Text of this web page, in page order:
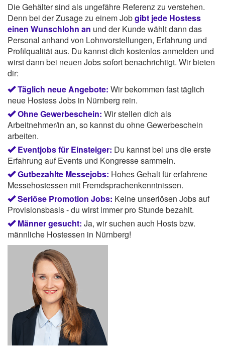
Die Gehälter sind als ungefähre Referenz zu verstehen.
Denn bei der Zusage zu einem Jobgibt jede Hostess
einen Wunschlohn an und der Kunde wählt dann das
Personal anhand von Lohnvorstellungen, Erfahrung und
Profilqualität aus. Du kannst dich kostenlos anmelden und
wirst dann bei neuen Jobs sofort benachrichtigt. Wir bieten
dir:
Täglich neue Angebote: Wir bekommen fast täglich
neue Hostess Jobs in Nürnberg rein.
Ohne Gewerbeschein: Wir stellen dich als
Arbeitnehmer/in an, so kannst du ohne Gewerbeschein
arbeiten.
Eventjobs für Einsteiger: Du kannst bei uns die erste
Erfahrung auf Events und Kongresse sammeln.
Gutbezahlte Messejobs: Hohes Gehalt für erfahrene
Messehostessen mit Fremdsprachenkenntnissen.
Seriöse Promotion Jobs: Keine unseriösen Jobs auf
Provisionsbasis - du wirst immer pro Stunde bezahlt.
Männer gesucht: Ja, wir suchen auch Hosts bzw.
männliche Hostessen in Nürnberg!